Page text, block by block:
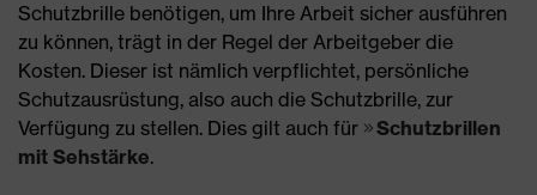
Schutzbrille benötigen, um Ihre Arbeit sicher ausführen
zu können, trägt in der Regel der Arbeitgeber die
Kosten. Dieser ist nämlich verpflichtet, persönliche
Schutzausrüstung, also auch die Schutzbrille, zur
Verfügung zu stellen. Dies gilt auch für
Schutzbrillen
mit Sehstärke.